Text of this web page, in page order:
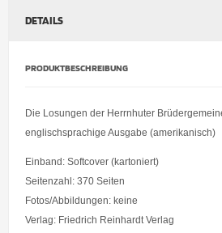
DETAILS
PRODUKTBESCHREIBUNG
Die Losungen der Herrnhuter
englischsprachige Ausgabe (amerikanisch)
Einband: Softcover (kartoniert)
Seitenzahl: 370 Seiten
Fotos/Abbildungen: keine
Verlag: Friedrich Reinhardt Verlag